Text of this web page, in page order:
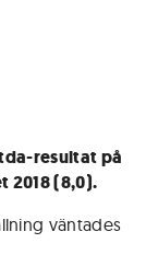
resultat på
2018 (8,0).
väntades